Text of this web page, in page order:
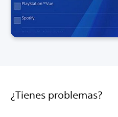
¿Tienes problemas?